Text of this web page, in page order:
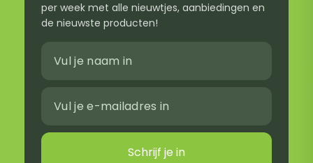
per week met alle nieuwtjes, aanbiedingen en
de nieuwste producten!
Schrijf je in